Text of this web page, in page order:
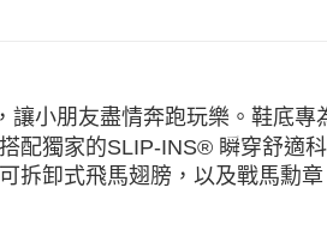
讓小朋友盡情奔跑玩樂。鞋底
配獨家的SLIP-INS® 瞬穿舒適
拆卸式飛馬翅膀，以及戰馬勳